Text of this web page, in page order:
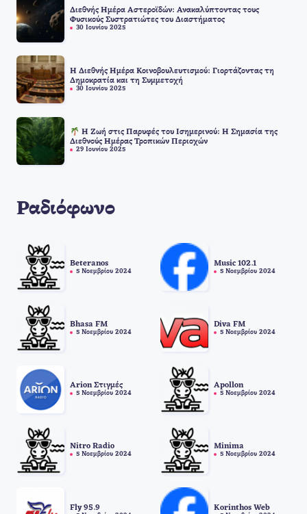
Διεθνής Ημέρα Αστεροϊδών: Ανακαλύπτοντας τους
Φυσικούς Συστρατιώτες του Διαστήματος
30 Ιουνίου 2025
Η Διεθνής Ημέρα Κοινοβουλευτισμού: Γιορτάζοντας τη
Δημοκρατία και τη Συμμετοχή
30 Ιουνίου 2025
Η Ζωή στις Παρυφές του Ισημερινού: Η Σημασία της
Διεθνούς Ημέρας Τροπικών Περιοχών
29 Ιουνίου 2025
Ραδιόφωνο
Beteranos
5 Νοεμβρίου 2024
Music 102.1
5 Νοεμβρίου 2024
Bhasa FM
5 Νοεμβρίου 2024
Diva FM
5 Νοεμβρίου 2024
Arion Στιγμές
5 Νοεμβρίου 2024
Apollon
5 Νοεμβρίου 2024
Nitro Radio
5 Νοεμβρίου 2024
Minima
5 Νοεμβρίου 2024
Fly 95.9 Korinthos Web